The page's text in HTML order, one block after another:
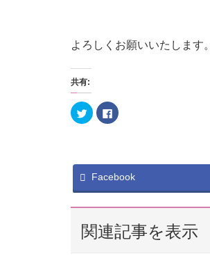
よろしくお願いいたします。
共有:
ク
リ
t
r
共
有
F
a
で
有
る
は
ク
リ
Facebook
関連記事を表示